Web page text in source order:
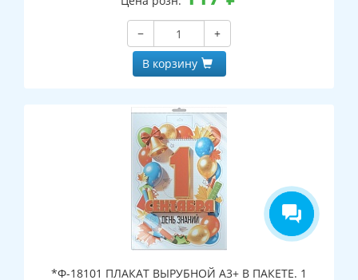
−
+
В корзину
*Ф-18101 ПЛАКАТ ВЫРУБНОЙ А3+ В ПАКЕТЕ. 1